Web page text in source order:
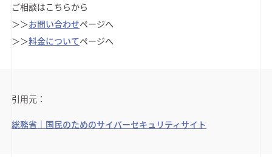
ご相談はこちらから
＞＞お問い合わせページへ
＞＞料金についてページへ
引用元：
総務省｜国民のためのサイバーセキュリティサイト